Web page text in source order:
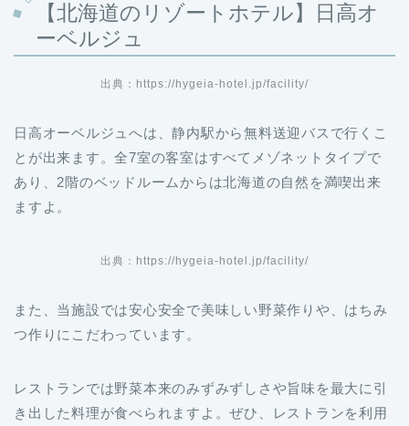
【北海道のリゾートホテル】日高オ
ーベルジュ
出典：https://hygeia-hotel.jp/facility/
日高オーベルジュへは、静内駅から無料送迎バスで行くこ
とが出来ます。全7室の客室はすべてメゾネットタイプで
あり、2階のベッドルームからは北海道の自然を満喫出来
ますよ。
出典：https://hygeia-hotel.jp/facility/
また、当施設では安心安全で美味しい野菜作りや、はちみ
つ作りにこだわっています。
レストランでは野菜本来のみずみずしさや旨味を最大に引
き出した料理が食べられますよ。ぜひ、レストランを利用